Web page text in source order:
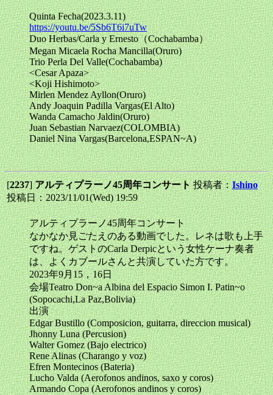
Quinta Fecha(2023.3.11)
https://youtu.be/5Sb6T6i7uTw
Duo Herbas/Carla y Ernesto（Cochabamba）
Megan Micaela Rocha Mancilla(Oruro)
Trio Perla Del Valle(Cochabamba)
<Cesar Apaza>
<Koji Hishimoto>
Mirlen Mendez Ayllon(Oruro)
Andy Joaquin Padilla Vargas(El Alto)
Wanda Camacho Jaldin(Oruro)
Juan Sebastian Narvaez(COLOMBIA)
Daniel Nina Vargas(Barcelona,ESPAN~A)
[2237]アルティプラーノ45周年コンサート投稿者：Ishino
投稿日：2023/11/01(Wed) 19:59
アルティプラーノ45周年コンサート
なかなか見ごたえのある動画でした。レネは歌も上手
ですね。ゲストのCarla Derpicという女性ケーナ奏者
は、よくカブールさんと共演していた方です。
2023年9月15，16日
会場Teatro Don~a Albina del Espacio Simon I. Patin~o
(Sopocachi,La Paz,Bolivia)
出演
Edgar Bustillo (Composicion, guitarra, direccion musical)
Jhonny Luna (Percusion)
Walter Gomez (Bajo electrico)
Rene Alinas (Charango y voz)
Efren Montecinos (Bateria)
Lucho Valda (Aerofonos andinos, saxo y coros)
Armando Copa (Aerofonos andinos y coros)